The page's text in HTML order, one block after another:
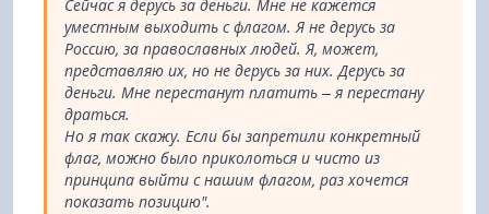
Сейчас я дерусь за деньги. Мне не кажется
уместным выходить с флагом. Я не дерусь за
Россию, за православных людей. Я, может,
представляю их, но не дерусь за них. Дерусь за
деньги. Мне перестанут платить – я перестану
драться.
Но я так скажу. Если бы запретили конкретный
флаг, можно было приколоться и чисто из
принципа выйти с нашим флагом, раз хочется
показать позицию".